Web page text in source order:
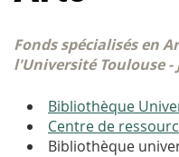
Fonds spécialisés en
l'Université Toulouse -
Bibliothèque
Centre de
Bibliothèque